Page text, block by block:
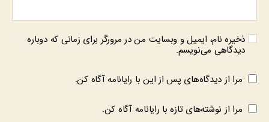
ذخیره نام، ایمیل و وبسایت من در مرورگر برای زمانی که دوباره
دیدگاهی می‌نویسم.
مرا از دیدگاه‌های پس از این با رایانامه آگاه کن.
مرا از نوشته‌های تازه با رایانامه آگاه کن.